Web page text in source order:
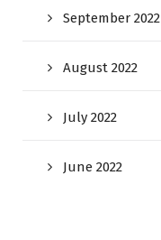
September 2022
August 2022
July 2022
June 2022